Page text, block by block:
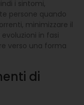
i sintomi,
persone quando
minimizzare il
in fasi
verso una forma
di